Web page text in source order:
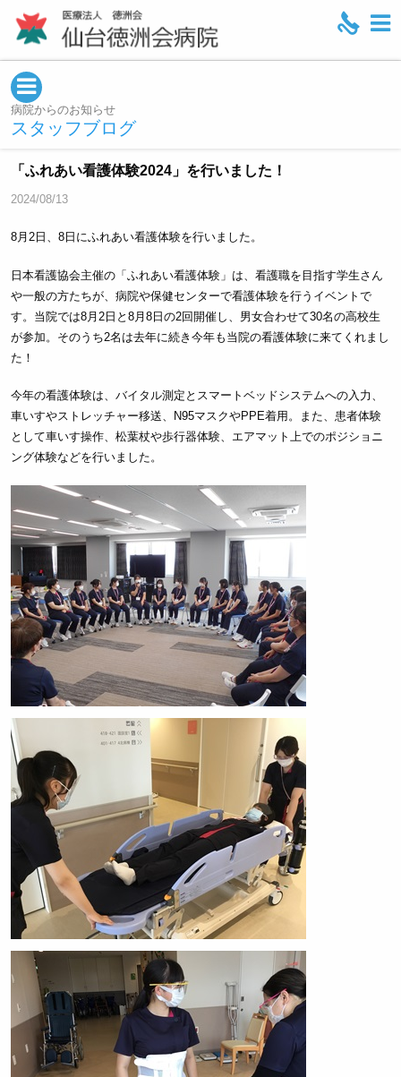
e
病院からのお知らせ
スタッフブログ
「ふれあい看護体験2024」を行いました！
2024/08/13
8月2日、8日にふれあい看護体験を行いました。
日本看護協会主催の「ふれあい看護体験」は、看護職を目指す学生さん
や一般の方たちが、病院や保健センターで看護体験を行うイベントで
す。当院では8月2日と8月8日の2回開催し、男女合わせて30名の高校生
が参加。そのうち2名は去年に続き今年も当院の看護体験に来てくれまし
た！
今年の看護体験は、バイタル測定とスマートベッドシステムへの入力、
車いすやストレッチャー移送、N95マスクやPPE着用。また、患者体験
として車いす操作、松葉杖や歩行器体験、エアマット上でのポジショニ
ング体験などを行いました。